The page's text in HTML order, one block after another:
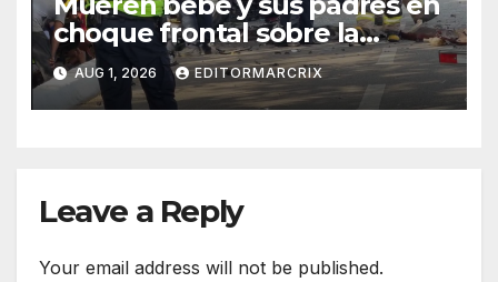
choque frontal sobre la
Costera de Campeche
AUG 1, 2026 EDITORMARCRIX
Leave a Reply
Your email address will not be published.